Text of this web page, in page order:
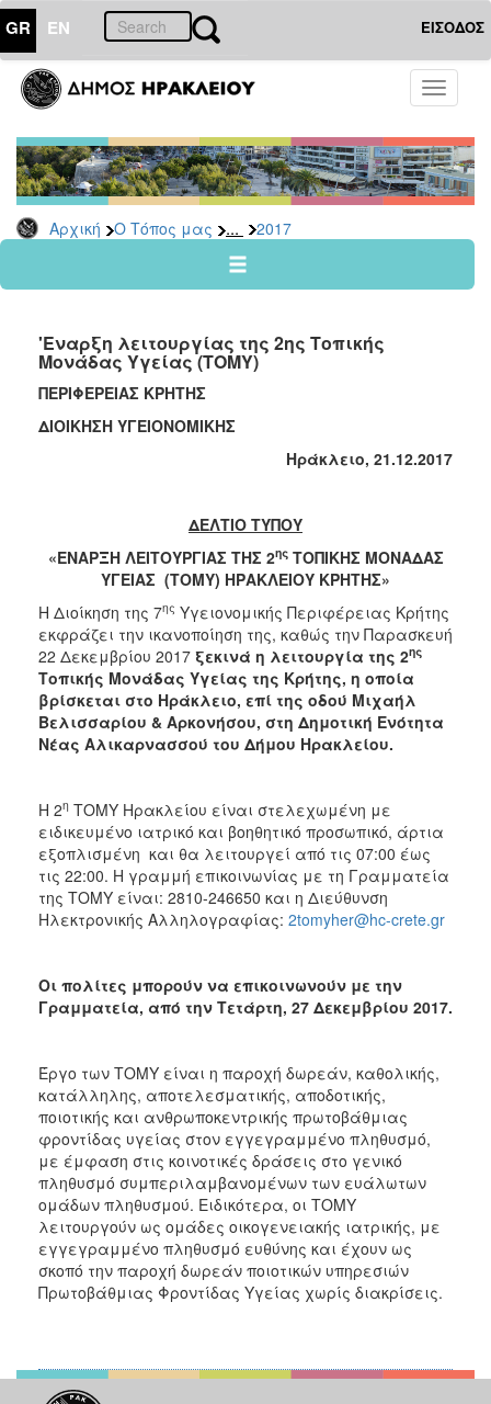
GR EN ΕΙΣΟΔΟΣ
Toggle
Αρχική Ο Τόπος μας ... 2017
ΤΟΠΟΣ
ΜΑΣ
Ανακοινώσεις
Αρχείο
2026
2024
2022
2021
2020
2016
2015
2012
2011
ΠΟΛΙΤΙΣΜΟΣ
ΑΝΘΕΚΤΙΚΗ
ΠΟΛΗ
'Εναρξη λειτουργίας της 2ης Τοπικής
Μονάδας Υγείας (ΤΟΜΥ)
ΠΕΡΙΦΕΡΕΙΑΣ ΚΡΗΤΗΣ
ΔΙΟΙΚΗΣΗ ΥΓΕΙΟΝΟΜΙΚΗΣ
Ηράκλειο, 21.12.2017
ΔΕΛΤΙΟ ΤΥΠΟΥ
«ΕΝΑΡΞΗ ΛΕΙΤΟΥΡΓΙΑΣ ΤΗΣ 2ηςΤΟΠΙΚΗΣ ΜΟΝΑΔΑΣ
ΥΓΕΙΑΣ (ΤΟΜΥ) ΗΡΑΚΛΕΙΟΥ ΚΡΗΤΗΣ»
Η Διοίκηση της 7ης Υγειονομικής Περιφέρειας Κρήτης
εκφράζει την ικανοποίηση της, καθώς την Παρασκευή
22 Δεκεμβρίου 2017 ξεκινά η λειτουργία της 2ης
Τοπικής Μονάδας Υγείας της Κρήτης, η οποία
βρίσκεται στο Ηράκλειο, επί της οδού Μιχαήλ
Βελισσαρίου & Αρκονήσου, στη Δημοτική Ενότητα
Νέας Αλικαρνασσού του Δήμου Ηρακλείου.
Η 2η ΤΟΜΥ Ηρακλείου είναι στελεχωμένη με
ειδικευμένο ιατρικό και βοηθητικό προσωπικό, άρτια
εξοπλισμένη και θα λειτουργεί από τις 07:00 έως
τις 22:00. Η γραμμή επικοινωνίας με τη Γραμματεία
της ΤΟΜΥ είναι: 2810-246650 και η Διεύθυνση
Ηλεκτρονικής Αλληλογραφίας: 2tomyher@hc-crete.gr
Οι πολίτες μπορούν να επικοινωνούν με την
Γραμματεία, από την Τετάρτη, 27 Δεκεμβρίου 2017.
Έργο των ΤΟΜΥ είναι η παροχή δωρεάν, καθολικής,
κατάλληλης, αποτελεσματικής, αποδοτικής,
ποιοτικής και ανθρωποκεντρικής πρωτοβάθμιας
φροντίδας υγείας στον εγγεγραμμένο πληθυσμό,
με έμφαση στις κοινοτικές δράσεις στο γενικό
πληθυσμό συμπεριλαμβανομένων των ευάλωτων
ομάδων πληθυσμού. Ειδικότερα, οι ΤΟΜΥ
λειτουργούν ως ομάδες οικογενειακής ιατρικής, με
εγγεγραμμένο πληθυσμό ευθύνης και έχουν ως
σκοπό την παροχή δωρεάν ποιοτικών υπηρεσιών
Πρωτοβάθμιας Φροντίδας Υγείας χωρίς διακρίσεις.